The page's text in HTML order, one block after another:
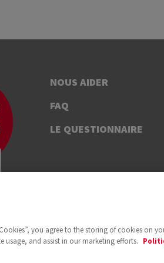
NOUS AIDER
FAQ
LE QUESTIONNAIRE
you agree to the storing of cookies on
usage, and assist in our marketing efforts.